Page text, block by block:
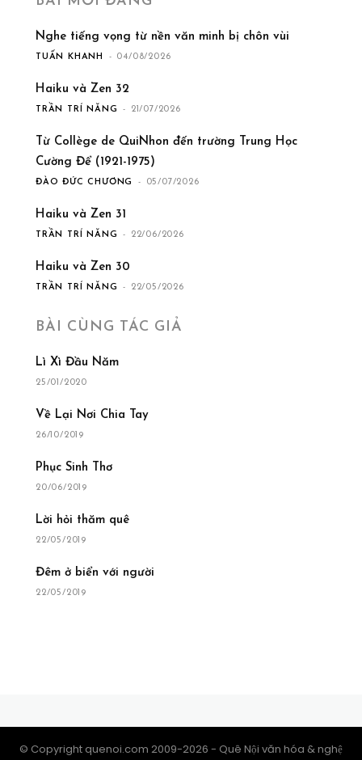
Nghe tiếng vọng từ nền văn minh bị chôn vùi
TUẤN KHANH - 04/08/2026
Haiku và Zen 32
TRẦN TRÍ NĂNG - 21/07/2026
Từ Collège de QuiNhon đến trường Trung Học
Cường Để (1921-1975)
ĐÀO ĐỨC CHƯƠNG - 05/07/2026
Haiku và Zen 31
TRẦN TRÍ NĂNG - 22/06/2026
Haiku và Zen 30
TRẦN TRÍ NĂNG - 22/05/2026
BÀI CÙNG TÁC GIẢ
Lì Xì Đầu Năm
25/01/2020
Về Lại Nơi Chia Tay
26/10/2019
Phục Sinh Thơ
20/06/2019
Lời hỏi thăm quê
22/05/2019
Đêm ở biển với người
22/05/2019
© Copyright quenoi.com 2009-2026 - Quê Nội văn hóa & nghệ